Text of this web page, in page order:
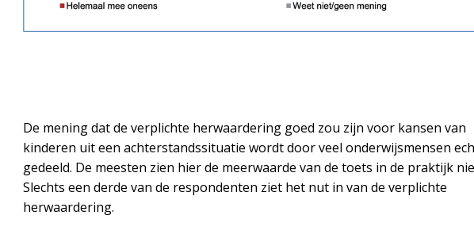
De mening dat de verplichte herwaardering goed zou zijn voor kansen van
kinderen uit een achterstandssituatie wordt door veel onderwijsmensen
gedeeld. De meesten zien hier de meerwaarde van de toets in de praktijk
Slechts een derde van de respondenten ziet het nut in van de verplichte
herwaardering.